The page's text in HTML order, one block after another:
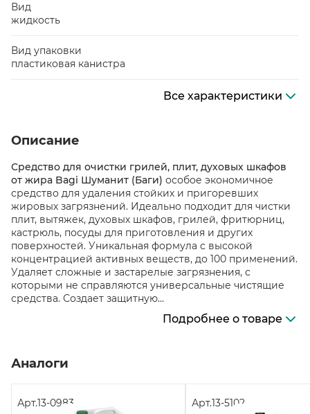
Вид
жидкость
Вид упаковки
пластиковая канистра
Все характеристики
Описание
Средство для очистки грилей, плит, духовых шкафов
от жира Bagi Шуманит (Баги) особое экономичное
средство для удаления стойких и пригоревших
жировых загрязнений. Идеально подходит для чистки
плит, вытяжек, духовых шкафов, грилей, фритюрниц,
кастрюль, посуды для приготовления и других
поверхностей. Уникальная формула с высокой
концентрацией активных веществ, до 100 применений.
Удаляет сложные и застарелые загрязнения, с
которыми не справляются универсальные чистящие
средства. Создает защитную...
Подробнее о товаре
Аналоги
Арт.13-0983 Арт.13-5102